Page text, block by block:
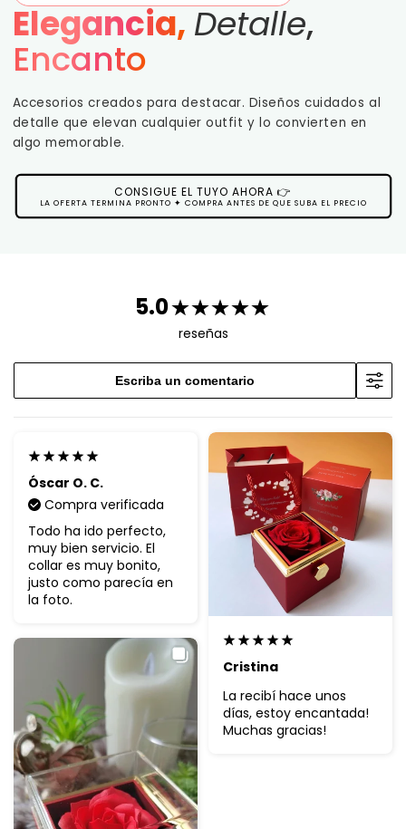
Elegancia, Detalle,
Encanto
Accesorios creados para destacar. Diseños cuidados al
detalle que elevan cualquier outfit y lo convierten en
algo memorable.
CONSIGUE EL TUYO AHORA 👉
LA OFERTA TERMINA PRONTO ✦ COMPRA ANTES DE QUE SUBA EL PRECIO
5.0
reseñas
Escriba un comentario
Óscar O. C.
Compra verificada
Todo ha ido perfecto,
muy bien servicio. El
collar es muy bonito,
justo como parecía en
la foto.
Cristina
La recibí hace unos
días, estoy encantada!
Muchas gracias!